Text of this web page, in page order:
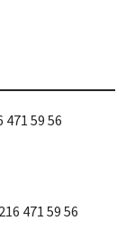
471 59 56
471 59 56